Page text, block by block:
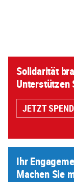
Solidarität
Unterstützen
JETZT
Ihr
Machen Sie